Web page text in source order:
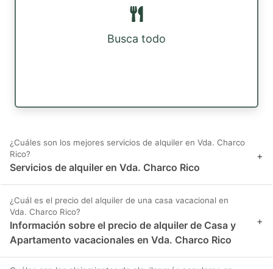
Busca todo
¿Cuáles son los mejores servicios de alquiler en Vda. Charco
Rico?
Servicios de alquiler en Vda. Charco Rico
+
¿Cuál es el precio del alquiler de una casa vacacional en
Vda. Charco Rico?
Información sobre el precio de alquiler de Casa y
Apartamento vacacionales en Vda. Charco Rico
+